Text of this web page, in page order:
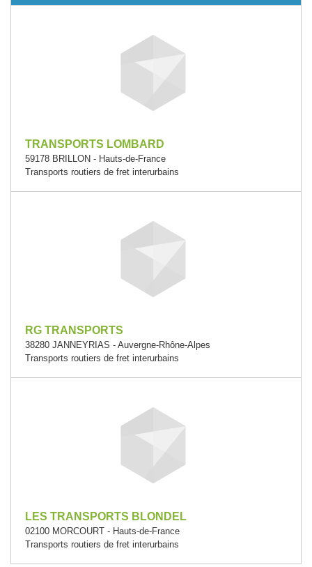
TRANSPORTS LOMBARD
59178 BRILLON - Hauts-de-France
Transports routiers de fret interurbains
RG TRANSPORTS
38280 JANNEYRIAS - Auvergne-Rhône-Alpes
Transports routiers de fret interurbains
LES TRANSPORTS BLONDEL
02100 MORCOURT - Hauts-de-France
Transports routiers de fret interurbains